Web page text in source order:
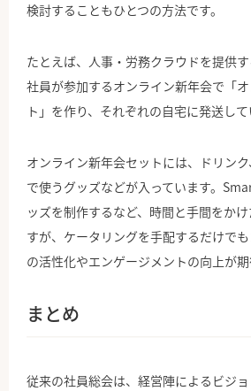
検討することもひとつの方法です。
たとえば、人事・労務クラウドを提供す
社員が参加するオンライン新年会で「
ト」を作り、それぞれの自宅に発送して
オンライン新年会セットには、ドリン
で使うグッズなどが入っています。
ッズを制作するなど、時間と手間をか
すが、ケータリングを手配するだけで
の活性化やエンゲージメントの向上が期
まとめ
従来の社員総会は、経営陣によるビジ